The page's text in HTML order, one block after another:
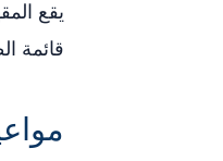
يقع
قائمة